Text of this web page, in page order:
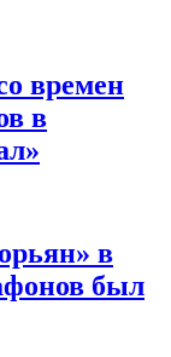
времен
в
в
был